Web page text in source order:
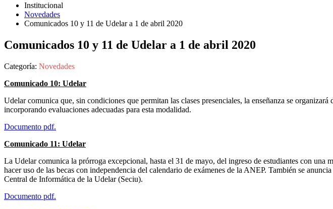
Institucional
Novedades
Comunicados 10 y 11 de Udelar a 1 de abril 2020
Comunicados 10 y 11 de Udelar a 1 de abril 2020
Categoría: Novedades
Comunicado 10: Udelar
Udelar comunica que, sin condiciones que permitan las clases presenciales, la enseñanza se
incorporando evaluaciones adecuadas para esta modalidad.
Documento pdf.
Comunicado 11: Udelar
La Udelar comunica la prórroga excepcional, hasta el 31 de mayo, del ingreso de estudiantes con una
hacer uso de las becas con independencia del calendario de exámenes de la ANEP. También se
Central de Informática de la Udelar (Seciu).
Documento pdf.